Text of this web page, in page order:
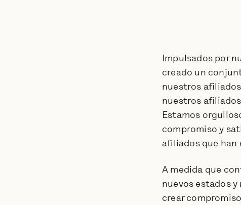
Impulsados por
creado un
nuestros
nuestros
Estamos
compromiso y
afiliados que han
A medida que
nuevos estados
crear